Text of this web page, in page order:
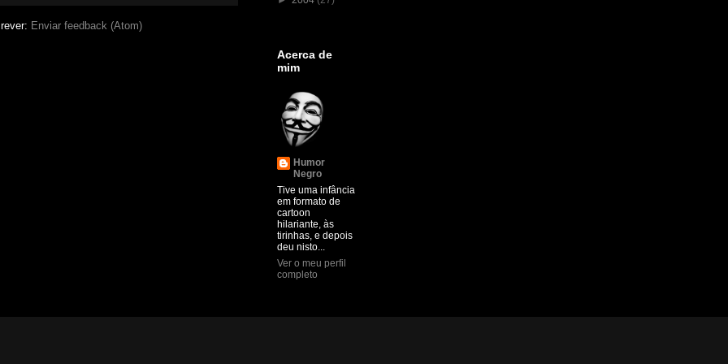
Enviar feedback (Atom)
Acerca de
mim
Humor
Negro
Tive uma infância
em formato de
cartoon
hilariante, às
tirinhas, e depois
deu nisto...
Ver o meu perfil
completo